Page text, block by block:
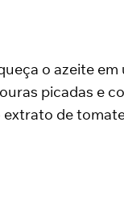
o azeite
picadas e
de